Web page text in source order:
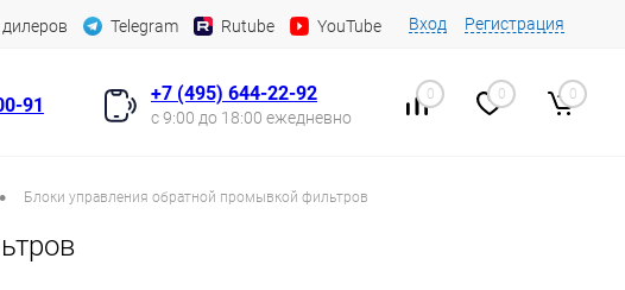
Telegram Rutube YouTube Вход Регистрация
91
+7 (495) 644-22-92
с 9:00 до 18:00 ежедневно
0 0 0
• Блоки управления обратной промывкой фильтров